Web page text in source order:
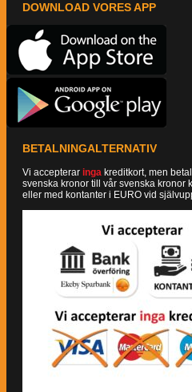
DOWNLOAD VORES APP
BETALNINGALTERNATIV
Vi accepterar inga kreditkort, men
svenska kronor till vår svenska kronor
eller med kontanter i EURO vid